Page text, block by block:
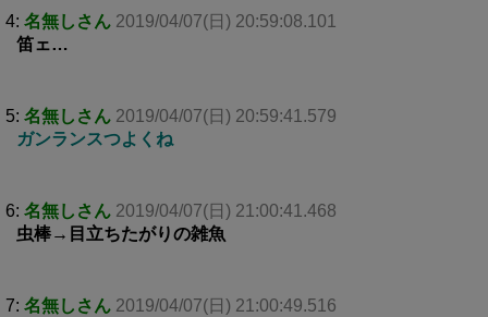
4: 名無しさん 2019/04/07(日) 20:59:08.101
笛ェ…
5: 名無しさん 2019/04/07(日) 20:59:41.579
ガンランスつよくね
6: 名無しさん 2019/04/07(日) 21:00:41.468
虫棒→目立ちたがりの雑魚
7: 名無しさん 2019/04/07(日) 21:00:49.516